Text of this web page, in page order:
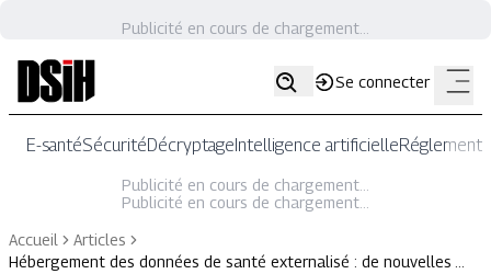
Publicité en cours de chargement...
Se connecter
E-santéSécuritéDécryptageIntelligence artificielle
Publicité en cours de chargement...
Publicité en cours de chargement...
Accueil
Articles
Hébergement des données de santé externalisé : de nouvelles …